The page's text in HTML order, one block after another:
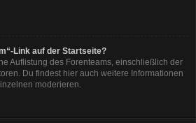
Link auf der Startseite?
Auflistung des Forenteams, einschließlich der
Du findest hier auch weitere Informationen
moderieren.